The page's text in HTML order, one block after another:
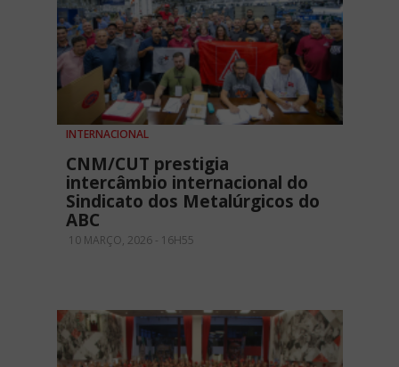
INTERNACIONAL
CNM/CUT prestigia
intercâmbio internacional do
Sindicato dos Metalúrgicos do
ABC
10 MARÇO, 2026 - 16H55